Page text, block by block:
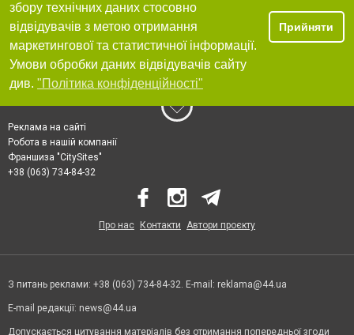
збору технічних даних стосовно
відвідувачів з метою отримання
маркетингової та статистичної інформації.
Умови обробки даних відвідувачів сайту
див. "Політика конфіденційності"
Прийняти
Реклама на сайті
Робота в нашій компанії
Франшиза "CitySites"
+38 (063) 734-84-32
Про нас Контакти Автори проєкту
З питань реклами: +38 (063) 734-84-32. E-mail: reklama@44.ua
E-mail редакції: news@44.ua
Допускається цитування матеріалів без отримання попередньої згоди